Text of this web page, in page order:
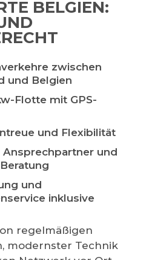
BELGIEN:
zwischen
und Belgien
Flotte mit GPS-
und Flexibilität
Ansprechpartner und
und
inklusive
regelmäßigen
modernster Technik